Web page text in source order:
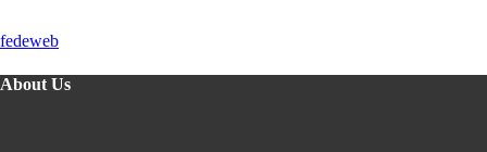
fedeweb
About Us